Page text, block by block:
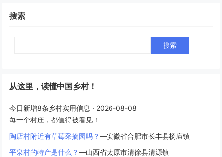
搜索
Search
从这里，读懂中国乡村！
今日新增8条乡村实用信息 · 2026-08-08
每一个村庄，都值得被看见！
陶店村附近有草莓采摘园吗？—安徽省合肥市长丰县杨庙镇
平泉村的特产是什么？—山西省太原市清徐县清源镇